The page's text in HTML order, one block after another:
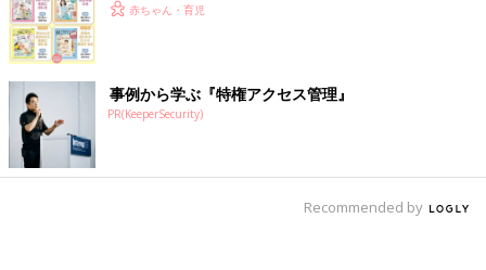
赤ちゃん・育児
事例から学ぶ『特権アクセス管理』
PR(KeeperSecurity)
Recommended by